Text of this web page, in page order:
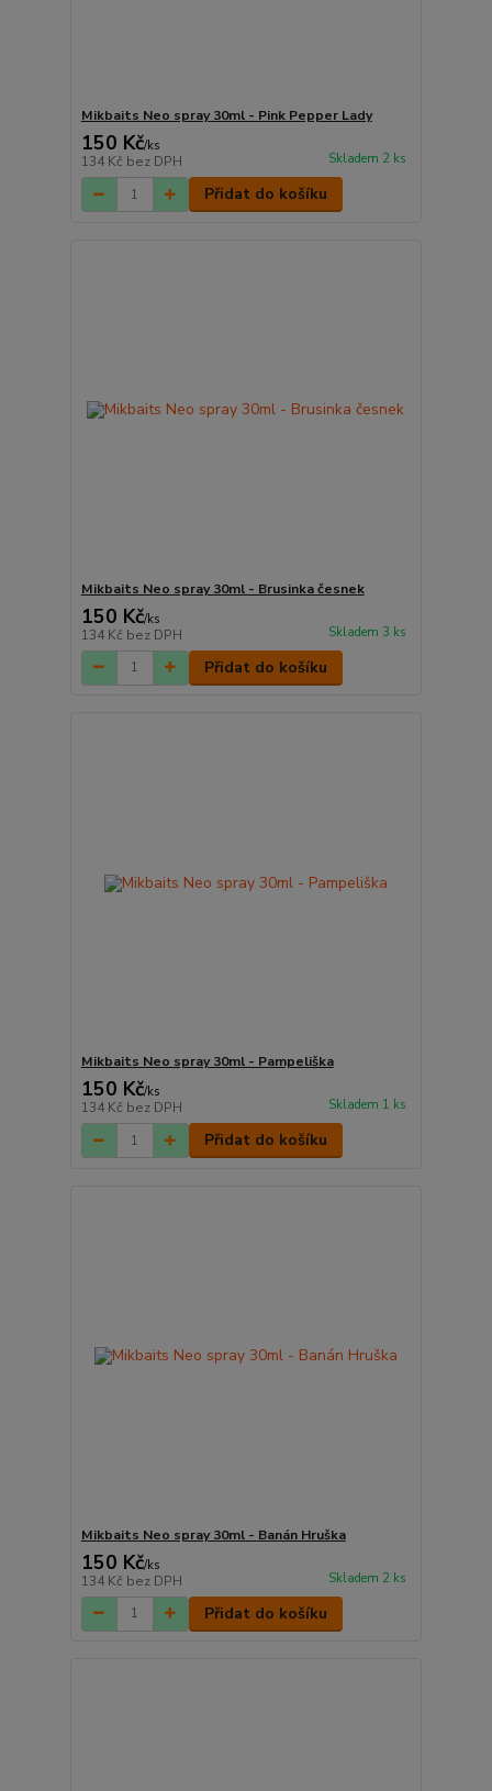
Mikbaits Neo spray 30ml - Pink Pepper Lady
150 Kč/ks
134 Kč bez DPH Skladem 2 ks
Přidat do košíku
Mikbaits Neo spray 30ml - Brusinka česnek
150 Kč/ks
134 Kč bez DPH Skladem 3 ks
Přidat do košíku
Mikbaits Neo spray 30ml - Pampeliška
150 Kč/ks
134 Kč bez DPH Skladem 1 ks
Přidat do košíku
Mikbaits Neo spray 30ml - Banán Hruška
150 Kč/ks
134 Kč bez DPH Skladem 2 ks
Přidat do košíku